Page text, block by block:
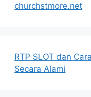
churchstmore.net
RTP SLOT dan
Secara Alami